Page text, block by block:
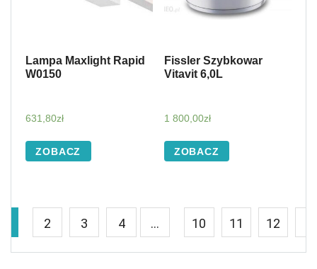
Lampa Maxlight Rapid
W0150
631,80zł
ZOBACZ
Fissler Szybkowar
Vitavit 6,0L
1 800,00zł
ZOBACZ
2 3 4 … 10 11 12